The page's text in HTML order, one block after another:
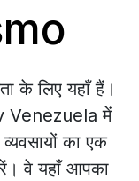
के लिए यहाँ हैं।
Venezuela में
का एक
वे यहाँ आपका